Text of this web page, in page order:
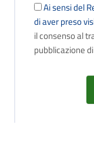
Ai sensi del
di aver preso
il consenso al
pubblicazione